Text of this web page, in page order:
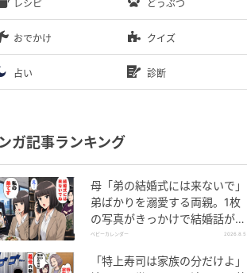
レシピ どうぶつ
おでかけ クイズ
占い 診断
ガ記事ランキング
母「弟の結婚式には来ないで」
弟ばかりを溺愛する両親。1枚
の写真がきっかけで結婚話がな
くなったワケ
ベビーカレンダー 2026.8.5
「特上寿司は家族の分だけよ」